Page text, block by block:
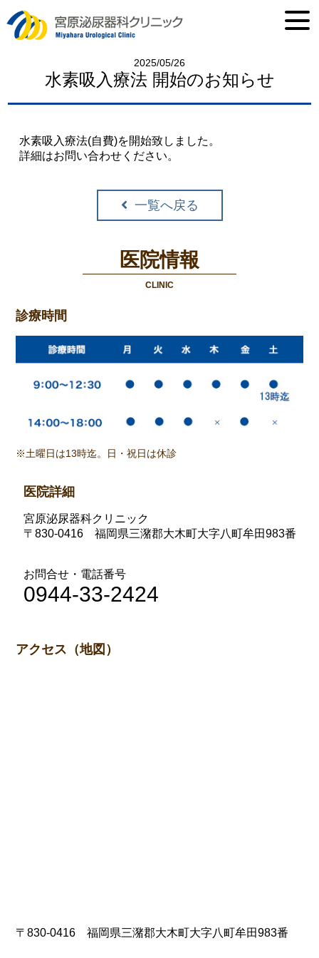
2025/05/26
水素吸入療法 開始のお知らせ
水素吸入療法(自費)を開始致しました。
詳細はお問い合わせください。
一覧へ戻る
医院情報
CLINIC
診療時間
※土曜日は13時迄。日・祝日は休診
医院詳細
宮原泌尿器科クリニック
〒830-0416 福岡県三潴郡大木町大字八町牟田983番
お問合せ・電話番号
0944-33-2424
アクセス（地図）
〒830-0416 福岡県三潴郡大木町大字八町牟田983番